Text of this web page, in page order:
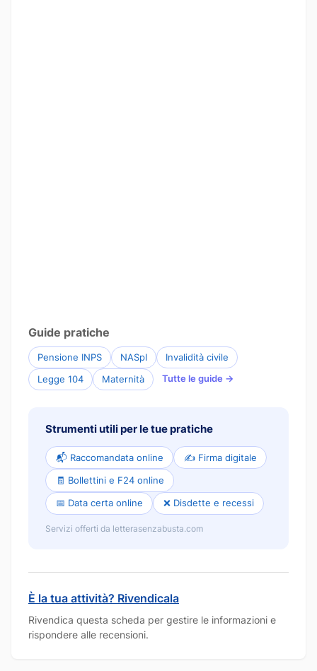
Guide pratiche
Pensione INPS NASpI
Invalidità civile
Legge 104
Maternità Tutte le guide →
Strumenti utili per le tue pratiche
📬 Raccomandata online ✍️ Firma digitale
🧾 Bollettini e F24 online
📅 Data certa online ❌ Disdette e recessi
Servizi offerti da letterasenzabusta.com
È la tua attività? Rivendicala
Rivendica questa scheda per gestire le informazioni e
rispondere alle recensioni.